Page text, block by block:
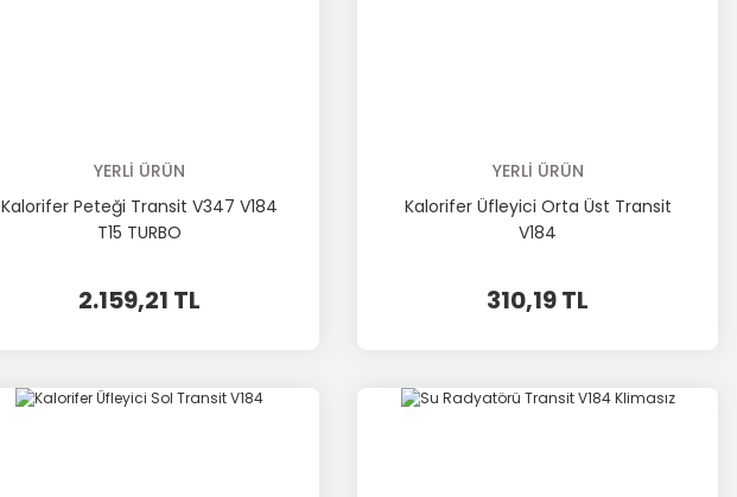
YERLİ ÜRÜN
Kalorifer Peteği Transit V347 V184
T15 TURBO
2.159,21 TL
YERLİ ÜRÜN
Kalorifer Üfleyici Orta Üst Transit
V184
310,19 TL